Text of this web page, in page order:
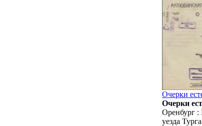
Очерки
Очерки
Оренбург :
уезда